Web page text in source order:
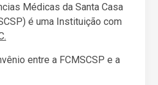
Médicas da Santa Casa
é uma Instituição com
entre a FCMSCSP e a